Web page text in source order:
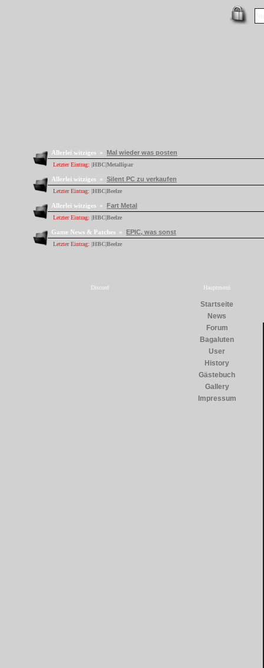
Allerlei witziges » Mal wieder was posten
Letzter Eintrag: |HBC|Metallipar
Allerlei witziges » Silent PC zu verkaufen
Letzter Eintrag: |HBC|Beelze
Allerlei witziges » Fart Metal
Letzter Eintrag: |HBC|Beelze
Game News & Patches » EPIC, was sonst
Letzter Eintrag: |HBC|Beelze
Discord Hauptmenü
Startseite
News
Forum
Bagaluten
User
History
Gästebuch
Gallery
Impressum